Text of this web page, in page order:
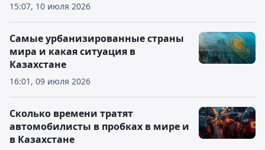
15:07, 10 июля 2026
16:01, 09 июля 2026
Самые урбанизированные страны
мира и какая ситуация в
Казахстане
Сколько времени тратят
автомобилисты в пробках в мире и
в Казахстане